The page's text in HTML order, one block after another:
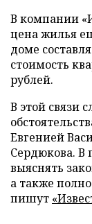
В компании
цена жилья
доме
стоимость
рублей.
В этой связи
Евгенией
Сердюкова. В
выяснять
а также
пишут